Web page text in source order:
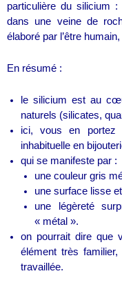
particulière du silicium
dans une veine de
élaboré par l’être
En résumé :
le silicium est au
naturels (silicates,
ici, vous en portez
inhabituelle en
qui se manifeste par :
une couleur gris
une surface lisse
une légèreté
« métal ».
on pourrait dire que
élément très familier,
travaillée.